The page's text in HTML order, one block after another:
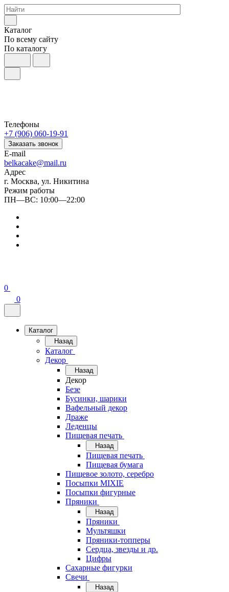
Каталог
По всему сайту
По каталогу
Телефоны
+7 (906) 060-19-91
Заказать звонок
E-mail
belkacake@mail.ru
Адрес
г. Москва, ул. Никитина
Режим работы
ПН—ВС: 10:00—22:00
0
0
Каталог
Назад
Каталог
Декор
Назад
Декор
Безе
Бусинки, шарики
Вафельный декор
Драже
Леденцы
Пищевая печать
Назад
Пищевая печать
Пищевая бумага
Пищевое золото, серебро
Посыпки MIXIE
Посыпки фигурные
Пряники
Назад
Пряники
Мультяшки
Пряники-топперы
Сердца, звезды и др.
Цифры
Сахарные фигурки
Свечи
Назад